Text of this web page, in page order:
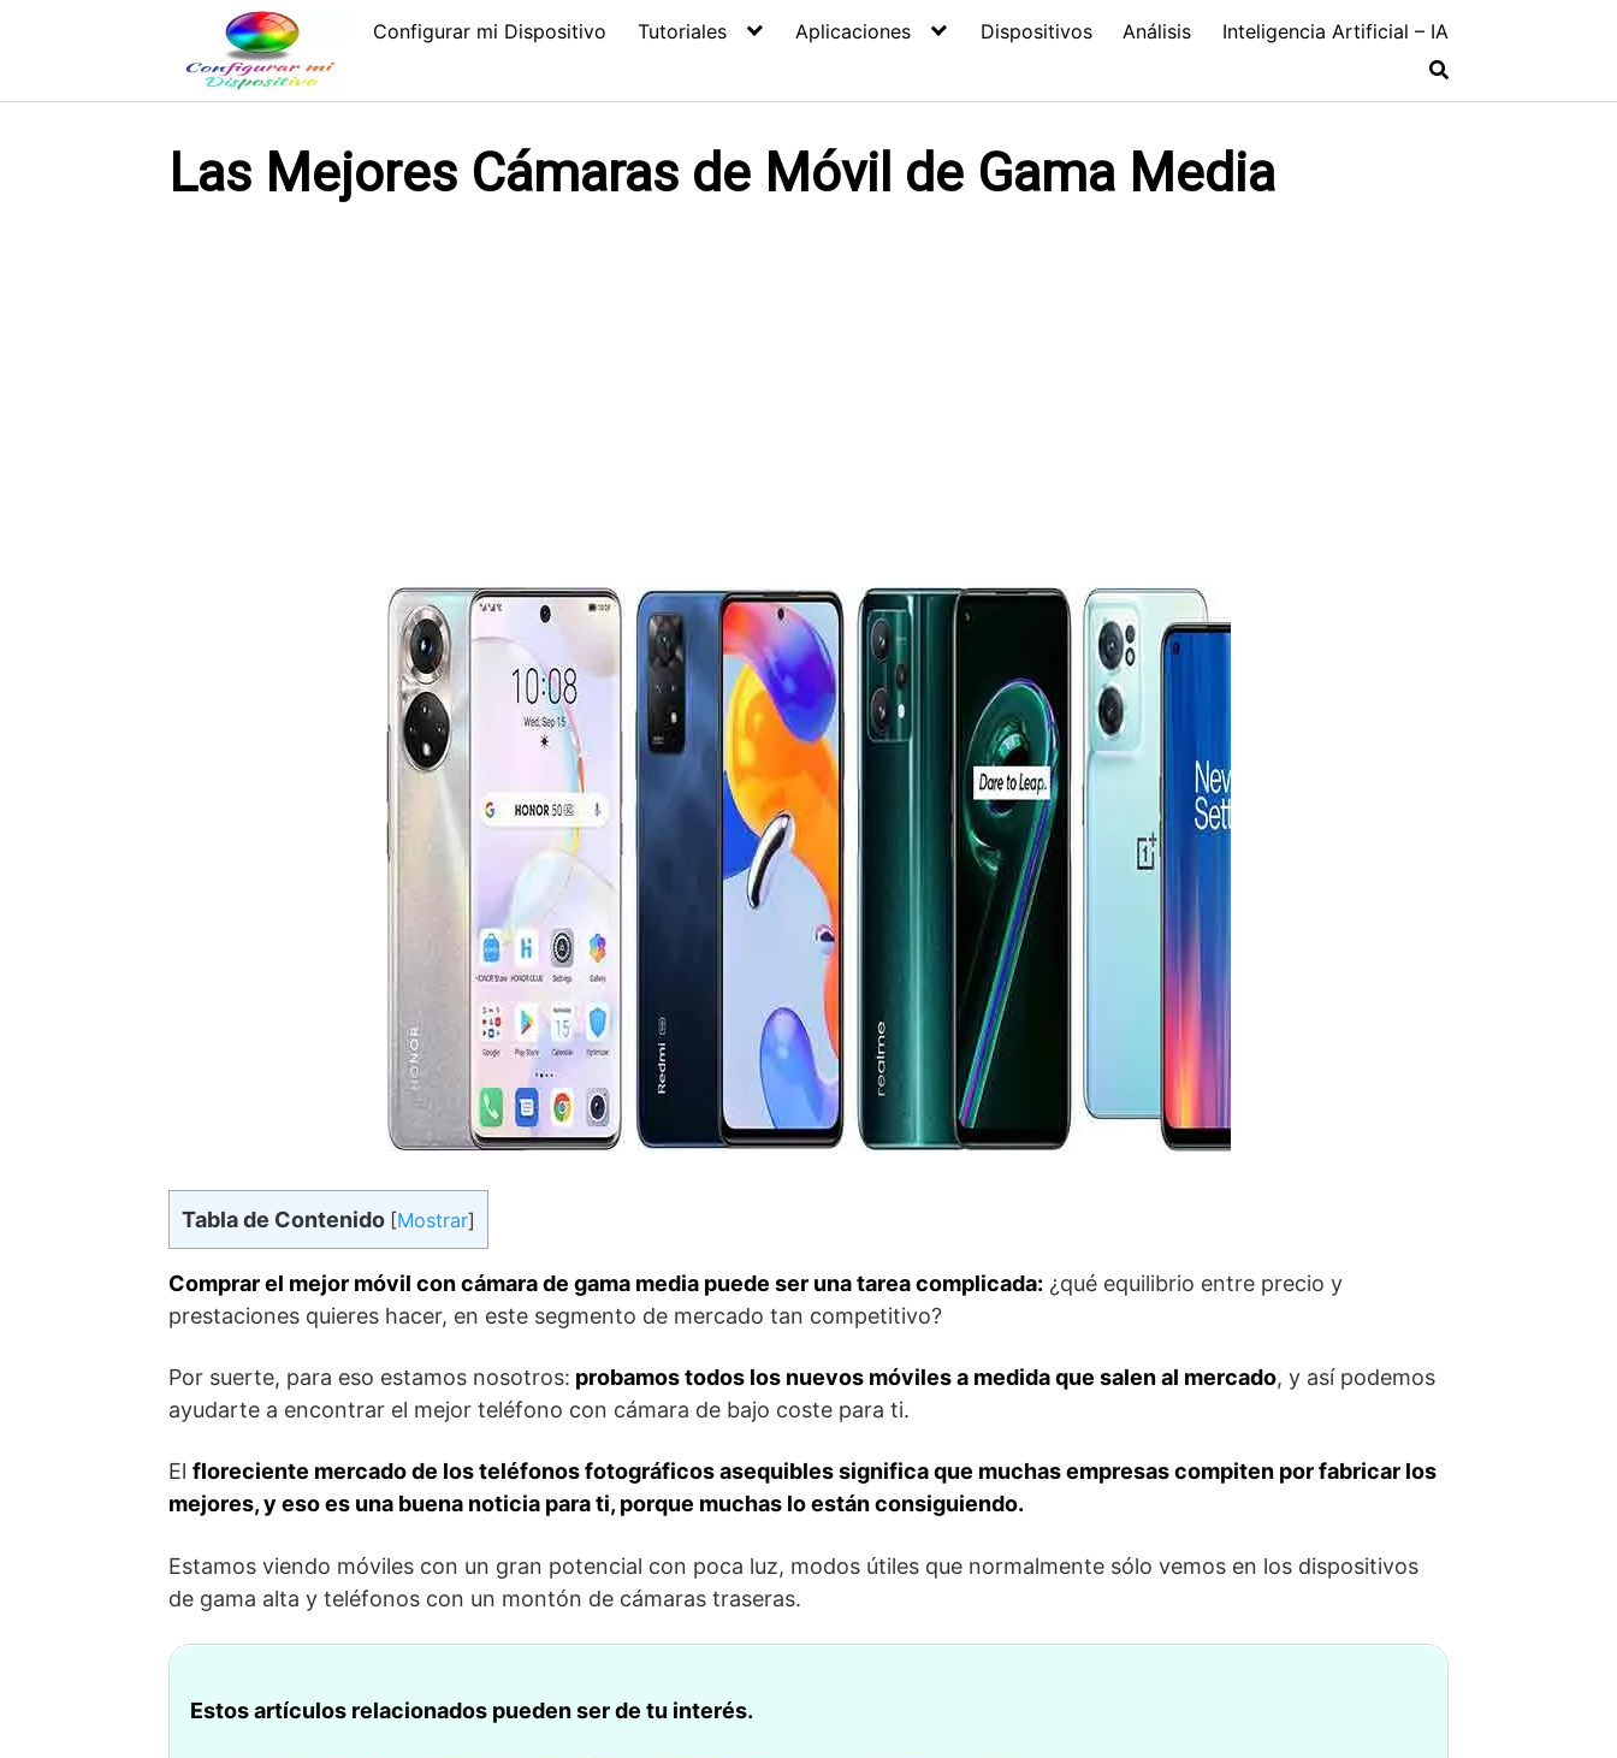
Configurar mi Dispositivo Tutoriales Aplicaciones Dispositivos Análisis Inteligencia Artificial – IA
Las Mejores Cámaras de Móvil de Gama Media
Tabla de Contenido [Mostrar]
Comprar el mejor móvil con cámara de gama media puede ser una tarea complicada: ¿qué equilibrio entre precio y
prestaciones quieres hacer, en este segmento de mercado tan competitivo?
Por suerte, para eso estamos nosotros: probamos todos los nuevos móviles a medida que salen al mercado, y así podemos
ayudarte a encontrar el mejor teléfono con cámara de bajo coste para ti.
El floreciente mercado de los teléfonos fotográficos asequibles significa que muchas empresas compiten por fabricar los
mejores, y eso es una buena noticia para ti, porque muchas lo están consiguiendo.
Estamos viendo móviles con un gran potencial con poca luz, modos útiles que normalmente sólo vemos en los dispositivos
de gama alta y teléfonos con un montón de cámaras traseras.
Estos artículos relacionados pueden ser de tu interés.